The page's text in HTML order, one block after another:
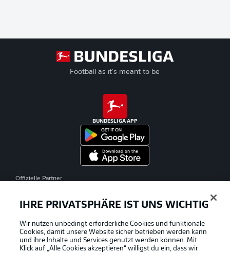
Football as it's meant to be
BUNDESLIGA APP
Offizielle Partner
IHRE PRIVATSPHÄRE IST UNS WICHTIG
Wir nutzen unbedingt erforderliche Cookies und funktionale
Cookies, damit unsere Website sicher betrieben werden kann
und ihre Inhalte und Services genutzt werden können. Mit
Klick auf „Alle Cookies akzeptieren“ willigst du ein, dass wir